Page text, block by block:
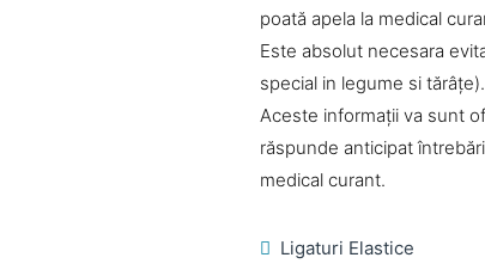
poată apela la medical
Este absolut necesara
special in legume si
Aceste informaţii va sunt
răspunde anticipat
medical curant.
Ligaturi Elastice